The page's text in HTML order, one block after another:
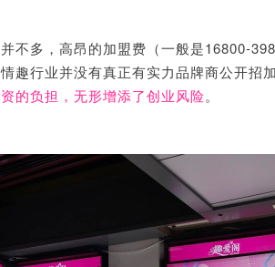
不多，高昂的加盟费（一般是16800-
趣行业并没有真正有实力品牌商公开招
的负担，无形增添了创业风险。